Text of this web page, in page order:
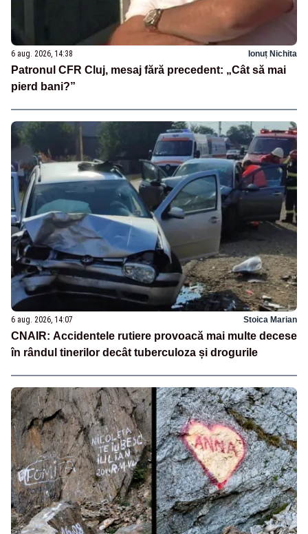
6 aug. 2026, 14:38 Ionuț Nichita
Patronul CFR Cluj, mesaj fără precedent: „Cât să mai
pierd bani?”
6 aug. 2026, 14:07 Stoica Marian
CNAIR: Accidentele rutiere provoacă mai multe decese
în rândul tinerilor decât tuberculoza și drogurile